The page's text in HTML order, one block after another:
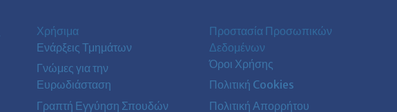
Χρήσιμα
Ενάρξεις Τμημάτων
Γνώμες για την
Ευρωδιάσταση
Γραπτή Εγγύηση Σπουδών
Προστασία Προσωπικών
Δεδομένων
Όροι Χρήσης
Πολιτική Cookies
Πολιτική Απορρήτου